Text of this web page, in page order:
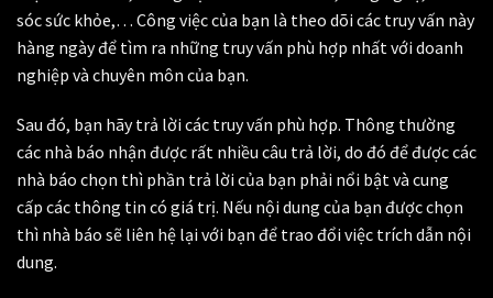
sóc sức khỏe,… Công việc của bạn là theo dõi các truy vấn này
hàng ngày để tìm ra những truy vấn phù hợp nhất với doanh
nghiệp và chuyên môn của bạn.
Sau đó, bạn hãy trả lời các truy vấn phù hợp. Thông thường
các nhà báo nhận được rất nhiều câu trả lời, do đó để được các
nhà báo chọn thì phần trả lời của bạn phải nổi bật và cung
cấp các thông tin có giá trị. Nếu nội dung của bạn được chọn
thì nhà báo sẽ liên hệ lại với bạn để trao đổi việc trích dẫn nội
dung.